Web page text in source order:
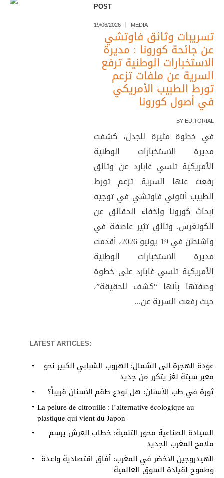
POST
19/06/2026 MEDIA
تسريبات وثائق فاوتشي
عن جائحة كورونا : مديرة
الاستخبارات الوطنية ترفع
السرية عن ملفات تزعم
تورط الطبيب الأمريكي
في أصول كورونا
BY EDITORIAL
في خطوة مثيرة للجدل، كشفت
مديرة الاستخبارات الوطنية
الأمريكية تلسي غابارد عن وثائق
رفعت عنها السرية تزعم تورط
الطبيب أنتوني فاوتشي في توجيه
أبحاث كورونا وإخفاء الحقائق عن
الكونغرس. وثائق تثير عاصفة في
واشنطن في 19 يونيو 2026، أقدمت
مديرة الاستخبارات الوطنية
الأمريكية تلسي غابارد على خطوة
وصفتها بأنها “كشف للحقيقة”،
حيث رفعت السرية عن...
LATEST ARTICLES:
عودة الهجرة إلى الشمال: الهروب الشبابي الكبير نحو
معبر سبتة لغز يتكرر من جديد
ثورة في طب الأسنان: هل نودع طقم الأسنان قريباً؟
La pelure de citrouille : l’alternative écologique au
plastique qui vient du Japon
السيادة الصناعية محور التنمية: خطاب العرش يرسم
ملامح المغرب الجديد
الهيدروجين الأخضر في المغرب: آفاق اقتصادية واعدة
وطموح لقيادة السوق العالمية